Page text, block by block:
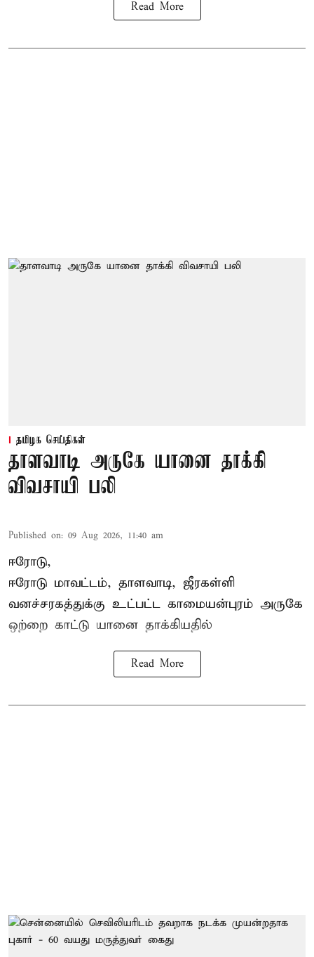
Read More
தமிழக செய்திகள்
தாளவாடி அருகே யானை தாக்கி
விவசாயி பலி
Published on: 09 Aug 2026, 11:40 am
ஈரோடு,
ஈரோடு மாவட்டம், தாளவாடி, ஜீரகள்ளி
வனச்சரகத்துக்கு உட்பட்ட காமையன்புரம் அருகே
ஒற்றை காட்டு யானை தாக்கியதில்
Read More